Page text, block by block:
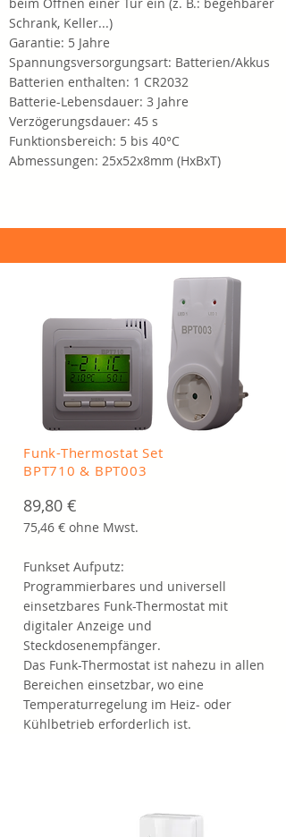
Schrank, Keller...)
Garantie: 5 Jahre
Spannungsversorgungsart: Batterien/Akkus
Batterien enthalten: 1 CR2032
Batterie-Lebensdauer: 3 Jahre
Verzögerungsdauer: 45 s
Funktionsbereich: 5 bis 40°C
Abmessungen: 25x52x8mm (HxBxT)
Funk-Thermostat Set
BPT710 & BPT003
89,80 €
75,46 € ohne Mwst.
Funkset Aufputz:
Programmierbares und universell
einsetzbares Funk-Thermostat mit
digitaler Anzeige und
Steckdosenempfänger.
Das Funk-Thermostat ist nahezu in allen
Bereichen einsetzbar, wo eine
Temperaturregelung im Heiz- oder
Kühlbetrieb erforderlich ist.